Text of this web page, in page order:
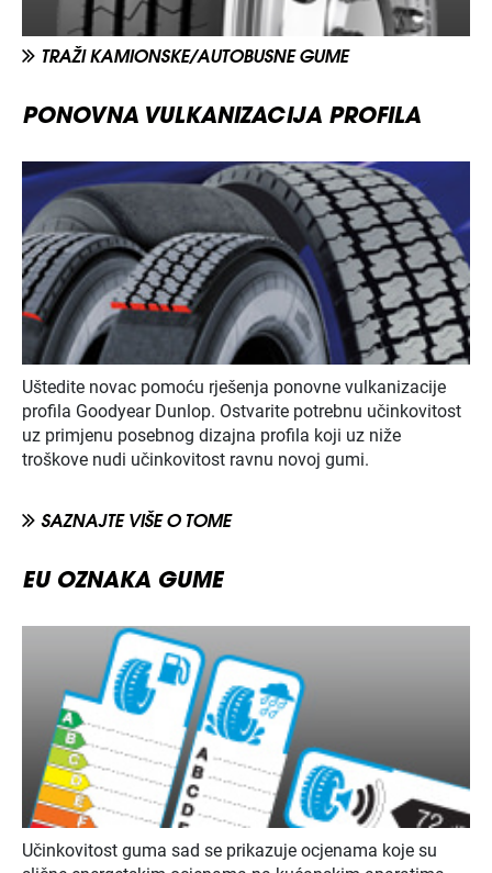
TRAŽI KAMIONSKE/AUTOBUSNE GUME
PONOVNA VULKANIZACIJA PROFILA
Uštedite novac pomoću rješenja ponovne vulkanizacije
profila Goodyear Dunlop. Ostvarite potrebnu učinkovitost
uz primjenu posebnog dizajna profila koji uz niže
troškove nudi učinkovitost ravnu novoj gumi.
SAZNAJTE VIŠE O TOME
EU OZNAKA GUME
Učinkovitost guma sad se prikazuje ocjenama koje su